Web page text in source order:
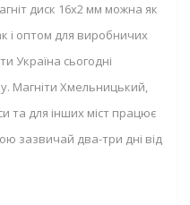
диск 16х2 мм можна як
і оптом для виробничих
Україна сьогодні
Магніти Хмельницький,
та для інших міст працює
зазвичай два-три дні від